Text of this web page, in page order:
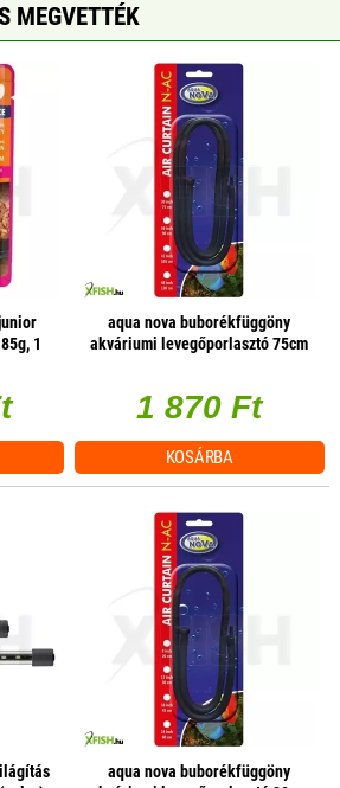
MEGVETTÉK
1
aqua nova buborékfüggöny
akváriumi levegőporlasztó 75cm
1 870 Ft
KOSÁRBA
aqua nova buborékfüggöny